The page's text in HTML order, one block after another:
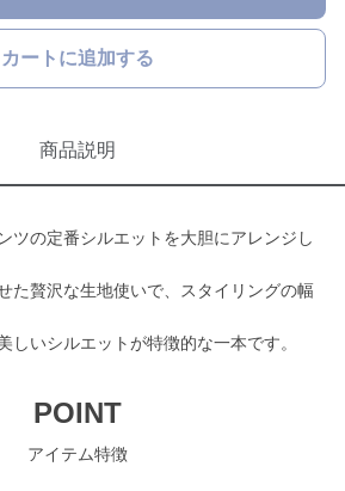
カートに追加する
商品説明
ツの定番シルエットを大胆にアレンジし
た贅沢な生地使いで、スタイリングの幅
しいシルエットが特徴的な一本です。
POINT
アイテム特徴